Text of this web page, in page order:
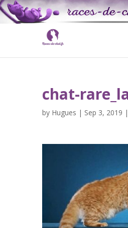
chat-
by Hugues | Sep 3, 2019